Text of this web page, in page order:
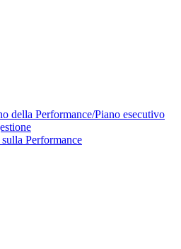
della Performance/Piano esecutivo
Performance